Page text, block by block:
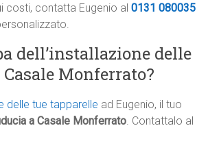
costi, contatta Eugenio al0131 080035
dell’installazione delle
Monferrato?
delle tue tapparelle ad Eugenio, il tuo
a Casale Monferrato. Contattalo al